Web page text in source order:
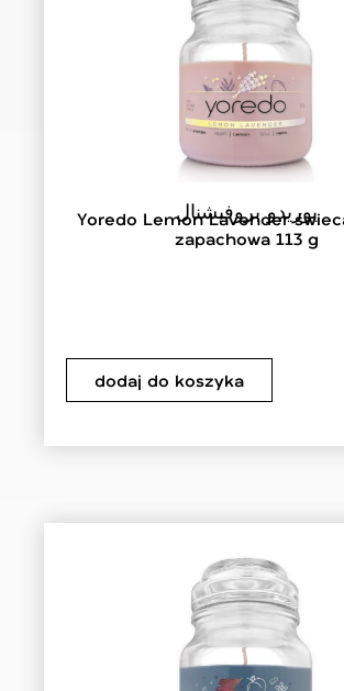
يوريدو بروفيشنال
Yoredo Lemon Lavender
zapachowa 113 g
dodaj do koszyka